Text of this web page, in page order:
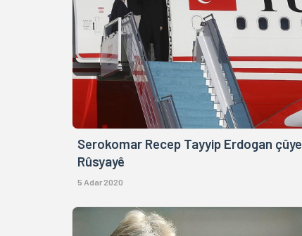
Serokomar Recep Tayyip Erdogan çûye
Rûsyayê
5 Adar 2020